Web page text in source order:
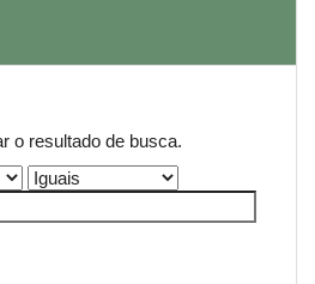
o resultado de busca.